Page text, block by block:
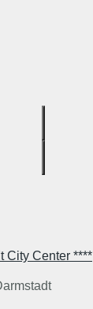
City Center ****